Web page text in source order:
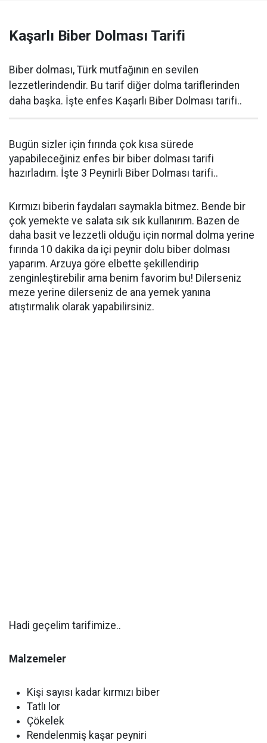
Kaşarlı Biber Dolması Tarifi
Biber dolması, Türk mutfağının en sevilen
lezzetlerindendir. Bu tarif diğer dolma tariflerinden
daha başka. İşte enfes Kaşarlı Biber Dolması tarifi..
Bugün sizler için fırında çok kısa sürede
yapabileceğiniz enfes bir biber dolması tarifi
hazırladım. İşte 3 Peynirli Biber Dolması tarifi..
Kırmızı biberin faydaları saymakla bitmez. Bende bir
çok yemekte ve salata sık sık kullanırım. Bazen de
daha basit ve lezzetli olduğu için normal dolma yerine
fırında 10 dakika da içi peynir dolu biber dolması
yaparım. Arzuya göre elbette şekillendirip
zenginleştirebilir ama benim favorim bu! Dilerseniz
meze yerine dilerseniz de ana yemek yanına
atıştırmalık olarak yapabilirsiniz.
Hadi geçelim tarifimize..
Malzemeler
Kişi sayısı kadar kırmızı biber
Tatlı lor
Çökelek
Rendelenmiş kaşar peyniri